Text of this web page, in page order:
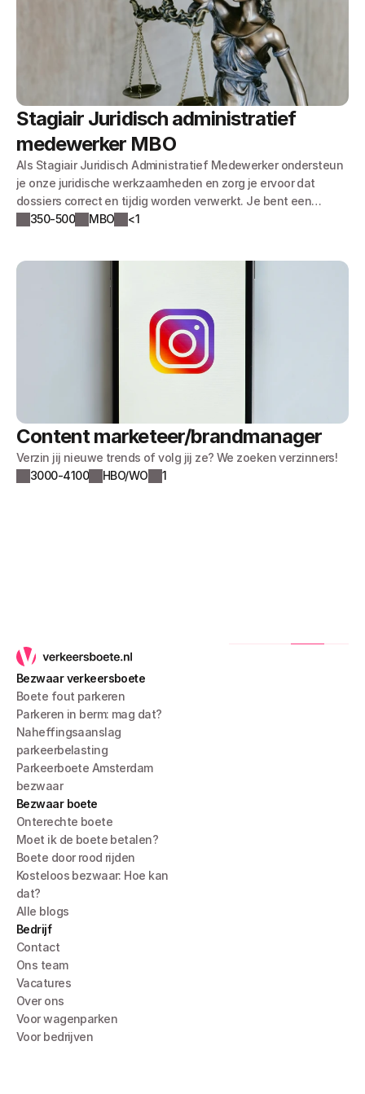
Stagiair Juridisch administratief
medewerker MBO
Als Stagiair Juridisch Administratief Medewerker ondersteun
je onze juridische werkzaamheden en zorg je ervoor dat
dossiers correct en tijdig worden verwerkt. Je bent een
belangrijke schakel tussen cliënten, juridische professionals
350-500 MBO <1
Content marketeer/brandmanager
Verzin jij nieuwe trends of volg jij ze? We zoeken verzinners!
3000-4100
HBO/WO 1
Bezwaar verkeersboete
Boete fout parkeren
Parkeren in berm: mag dat?
Naheffingsaanslag
parkeerbelasting
Parkeerboete Amsterdam
bezwaar
Bezwaar boete
Onterechte boete
Moet ik de boete betalen?
Boete door rood rijden
Kosteloos bezwaar: Hoe kan
dat?
Alle blogs
Bedrijf
Contact
Ons team
Vacatures
Over ons
Voor wagenparken
Voor bedrijven